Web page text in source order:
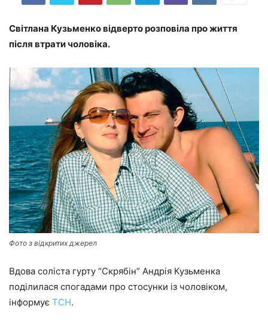
Світлана Кузьменко відверто розповіла про життя
після втрати чоловіка.
Фото з відкритих джерел
Вдова соліста гурту “Скрябін” Андрія Кузьменка
поділилася спогадами про стосунки із чоловіком,
інформує ТСН.